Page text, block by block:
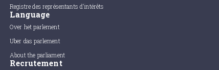
Registre des représentants d'intérêts
Language
Over het parlement
Uber das parlement
About the parliament
Recrutement